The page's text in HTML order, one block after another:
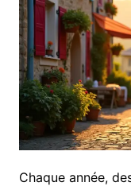
Chaque année,